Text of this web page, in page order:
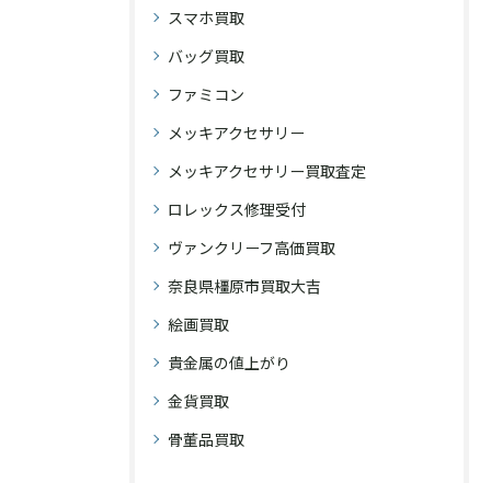
スマホ買取
バッグ買取
ファミコン
メッキアクセサリー
メッキアクセサリー買取査定
ロレックス修理受付
ヴァンクリーフ高価買取
奈良県橿原市買取大吉
絵画買取
貴金属の値上がり
金貨買取
骨董品買取